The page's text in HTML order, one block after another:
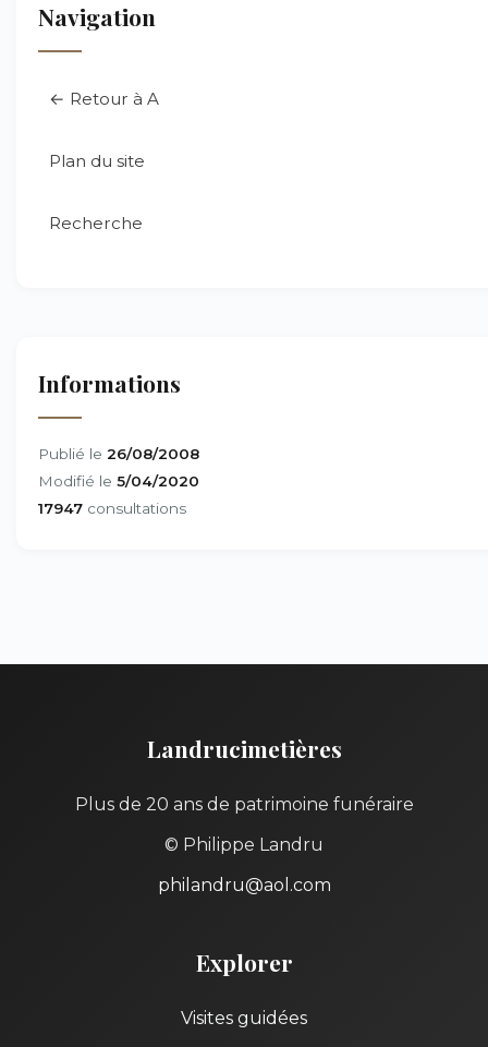
Navigation
← Retour à A
Plan du site
Recherche
Informations
Publié le 26/08/2008
Modifié le 5/04/2020
17947 consultations
Landrucimetières
Plus de 20 ans de patrimoine funéraire
© Philippe Landru
philandru@aol.com
Explorer
Visites guidées